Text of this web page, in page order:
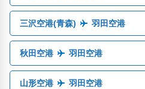
三沢空港(青森) 羽田空港
秋田空港 羽田空港
山形空港 羽田空港